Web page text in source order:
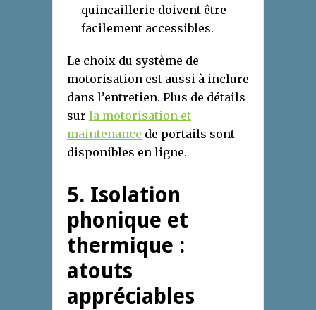
quincaillerie doivent être
facilement accessibles.
Le choix du système de
motorisation est aussi à inclure
dans l’entretien. Plus de détails
sur la motorisation et
maintenance de portails sont
disponibles en ligne.
5. Isolation
phonique et
thermique :
atouts
appréciables